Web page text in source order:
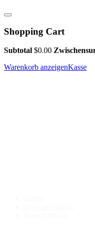
Shopping Cart
Subtotal $0.00
Warenkorb anzeigenKasse